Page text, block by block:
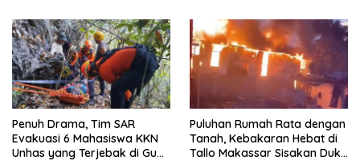
Penuh Drama, Tim SAR
Evakuasi 6 Mahasiswa KKN
Unhas yang Terjebak di Gua
Puluhan Rumah Rata dengan
Tanah, Kebakaran Hebat di
Tallo Makassar Sisakan Duka